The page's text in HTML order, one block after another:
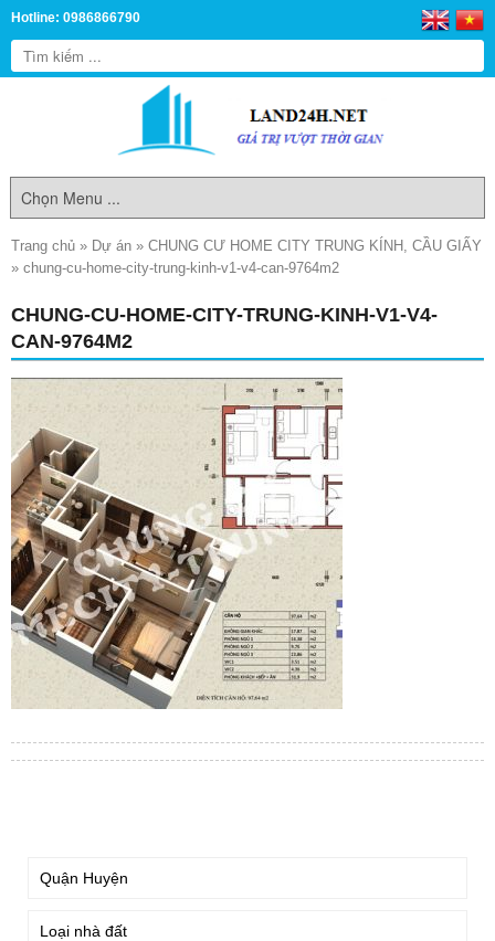
Hotline: 0986866790
Trang chủ » Dự án » CHUNG CƯ HOME CITY TRUNG KÍNH, CẦU GIẤY
» chung-cu-home-city-trung-kinh-v1-v4-can-9764m2
CHUNG-CU-HOME-CITY-TRUNG-KINH-V1-V4-
CAN-9764M2